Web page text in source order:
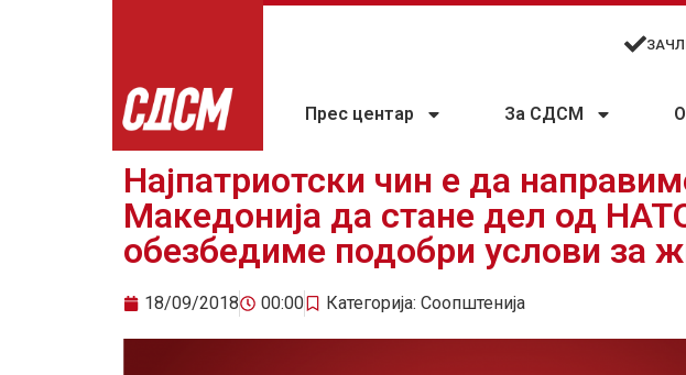
Прес центар За СДСМ
Најпатриотски чин е да
Македонија да стане дел од
обезбедиме подобри услови за
18/09/2018 00:00 Категорија: Соопштенија